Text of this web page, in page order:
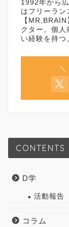
1992年から
はフリーラン
【
クター。個人
い経験を持つ
CONTENTS
D学
活動報告
コラム